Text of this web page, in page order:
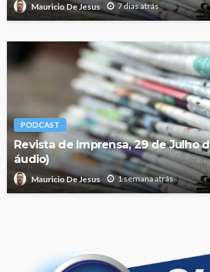
Mauricio De Jesus 7 dias atrás
PODCAST
Revista de Imprensa, 29 de Julho
áudio)
Mauricio De Jesus 1 semana atrás